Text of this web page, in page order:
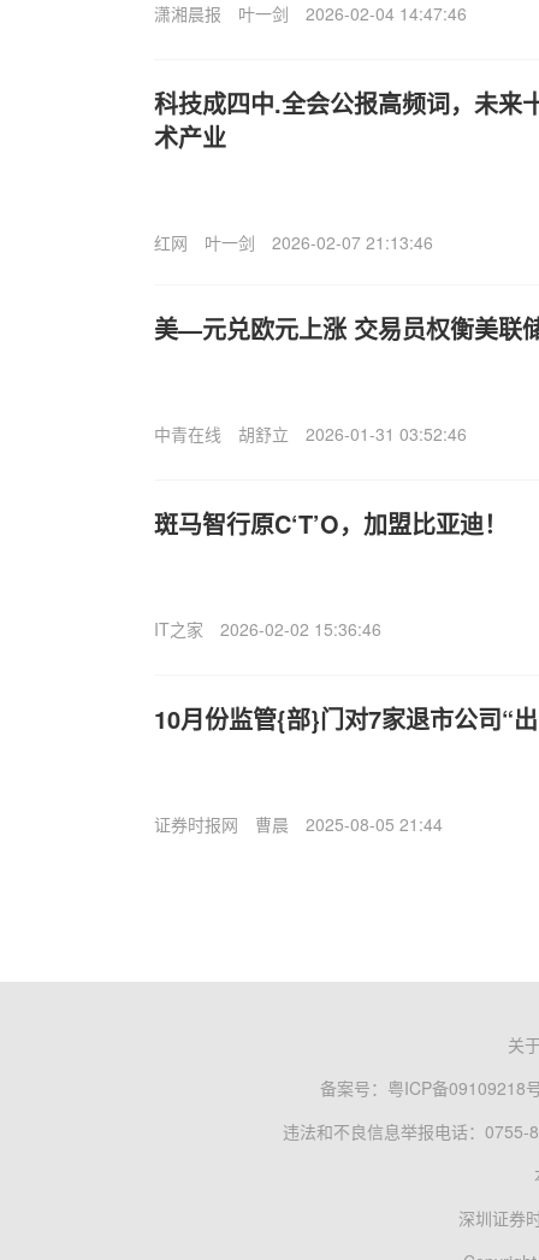
潇湘晨报 叶一剑 2026-02-04 14:47:46
科技成四中.全会公报高频词，未来
术产业
红网 叶一剑 2026-02-07 21:13:46
美—元兑欧元上涨 交易员权衡美联
中青在线 胡舒立 2026-01-31 03:52:46
斑马智行原C‘T’O，加盟比亚迪！
IT之家 2026-02-02 15:36:46
10月份监管{部}门对7家退市公司“
证券时报网 曹晨 2025-08-05 21:44
关
备案号： 粤ICP备09109218
违法和不良信息举报电话：0755-
深圳证券